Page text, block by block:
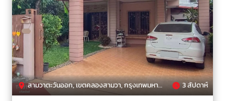
สามวาตะวันออก, เขตคลองสามวา, กรุงเทพมหานคร 3 สัปดาห์